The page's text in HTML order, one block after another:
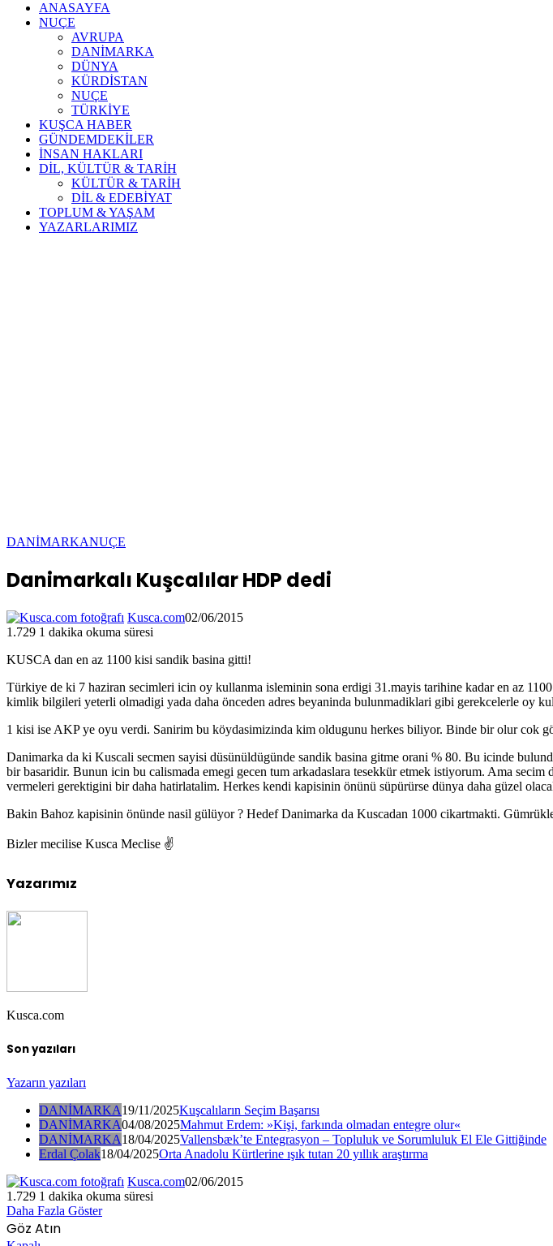
ANASAYFA
NUÇE
AVRUPA
DANİMARKA
DÜNYA
KÜRDİSTAN
NUÇE
TÜRKİYE
KUŞCA HABER
GÜNDEMDEKİLER
İNSAN HAKLARI
DİL, KÜLTÜR & TARİH
KÜLTÜR & TARİH
DİL & EDEBİYAT
TOPLUM & YAŞAM
YAZARLARIMIZ
DANİMARKANUÇE
Danimarkalı Kuşcalılar HDP dedi
Kusca.com02/06/2015
1.729 1 dakika okuma süresi
KUSCA dan en az 1100 kisi sandik basina gitti!
Türkiye de ki 7 haziran secimleri icin oy kullanma isleminin sona erdigi 31.mayis tarihine kadar en az
kimlik bilgileri yeterli olmadigi yada daha önceden adres beyaninda bulunmadiklari gibi gerekcelerle oy
1 kisi ise AKP ye oyu verdi. Sanirim bu köydasimizinda kim oldugunu herkes biliyor. Binde bir olur cok
Danimarka da ki Kuscali secmen sayisi düsünüldügünde sandik basina gitme orani % 80. Bu icinde
bir basaridir. Bunun icin bu calismada emegi gecen tum arkadaslara tesekkür etmek istiyorum. Ama
vermeleri gerektigini bir daha hatirlatalim. Herkes kendi kapisinin önünü süpürürse dünya daha güzel
Bakin Bahoz kapisinin önünde nasil gülüyor ? Hedef Danimarka da Kuscadan 1000 cikartmakti.
Bizler mecilise Kusca Meclise ✌
Yazarımız
Kusca.com
Son yazıları
Yazarın yazıları
DANİMARKA19/11/2025Kuşcalıların Seçim Başarısı
DANİMARKA04/08/2025Mahmut Erdem: »Kişi, farkında olmadan entegre olur«
DANİMARKA18/04/2025Vallensbæk’te Entegrasyon – Topluluk ve Sorumluluk El Ele Gittiğinde
Erdal Çolak18/04/2025Orta Anadolu Kürtlerine ışık tutan 20 yıllık araştırma
Kusca.com02/06/2015
1.729 1 dakika okuma süresi
Daha Fazla Göster
Göz Atın